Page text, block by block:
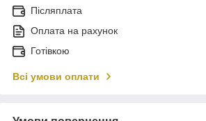
Післяплата
Оплата на рахунок
Готівкою
Всі умови оплати